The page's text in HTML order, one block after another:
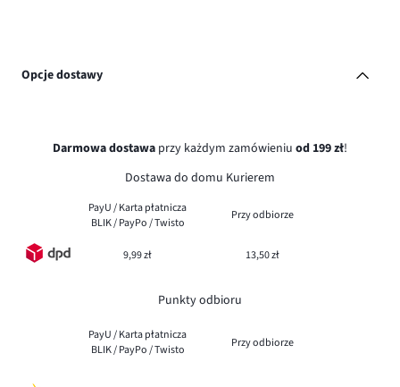
Opcje dostawy
Darmowa dostawa przy każdym zamówieniu od 199 zł!
Dostawa do domu Kurierem
PayU / Karta płatnicza
BLIK / PayPo / Twisto
Przy odbiorze
9,99 zł 13,50 zł
Punkty odbioru
PayU / Karta płatnicza
BLIK / PayPo / Twisto
Przy odbiorze